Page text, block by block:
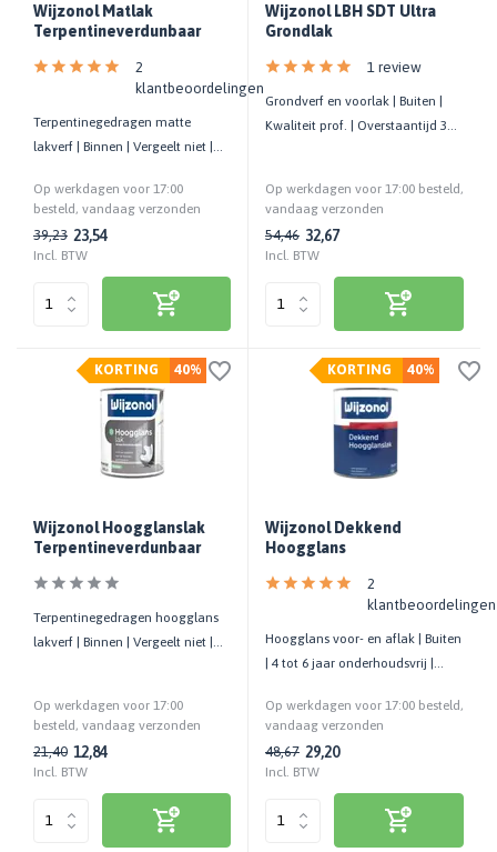
Wijzonol Matlak
Terpentineverdunbaar
2
klantbeoordelingen
Terpentinegedragen matte
lakverf | Binnen | Vergeelt niet |
Op werkdagen voor 17:00
besteld, vandaag verzonden
39,23 23,54
Incl. BTW
Wijzonol LBH SDT Ultra
Grondlak
1 review
Grondverf en voorlak | Buiten |
Kwaliteit prof. | Overstaantijd 3
Op werkdagen voor 17:00 besteld,
vandaag verzonden
54,46 32,67
Incl. BTW
40%
KORTING
Wijzonol Hoogglanslak
Terpentineverdunbaar
Terpentinegedragen hoogglans
lakverf | Binnen | Vergeelt niet |
Op werkdagen voor 17:00
besteld, vandaag verzonden
21,40 12,84
Incl. BTW
40%
KORTING
Wijzonol Dekkend
Hoogglans
2
klantbeoordelingen
Hoogglans voor- en aflak | Buiten
| 4 tot 6 jaar onderhoudsvrij |
Op werkdagen voor 17:00 besteld,
vandaag verzonden
48,67 29,20
Incl. BTW